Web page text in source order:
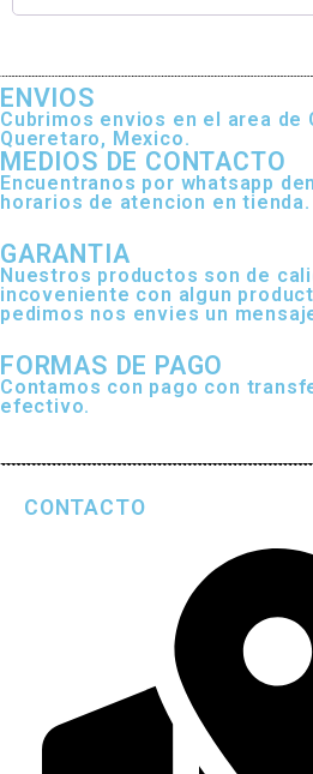
ENVIOS
Cubrimos envios en el area de
Queretaro, Mexico.
MEDIOS DE CONTACTO
Encuentranos por whatsapp
horarios de atencion en tienda.
GARANTIA
Nuestros productos son de
incoveniente con algun
pedimos nos envies un
FORMAS DE PAGO
Contamos con pago con
efectivo.
CONTACTO